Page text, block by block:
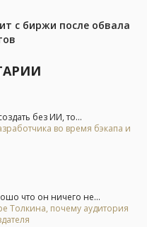
с биржи после обвала
без ИИ, то...
во время бэкапа и
что он ничего не...
Толкина, почему аудитория